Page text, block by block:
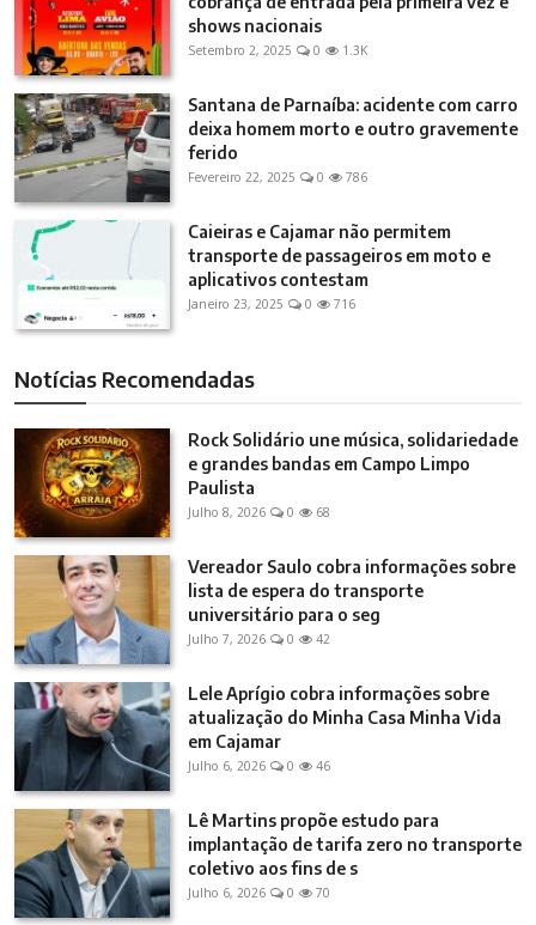
shows nacionais
Setembro 2, 2025 0 1.3K
Santana de Parnaíba: acidente com carro
deixa homem morto e outro gravemente
ferido
Fevereiro 22, 2025 0 786
Caieiras e Cajamar não permitem
transporte de passageiros em moto e
aplicativos contestam
Janeiro 23, 2025 0 716
Notícias Recomendadas
Rock Solidário une música, solidariedade
e grandes bandas em Campo Limpo
Paulista
Julho 8, 2026 0 68
Vereador Saulo cobra informações sobre
lista de espera do transporte
universitário para o seg
Julho 7, 2026 0 42
Lele Aprígio cobra informações sobre
atualização do Minha Casa Minha Vida
em Cajamar
Julho 6, 2026 0 46
Lê Martins propõe estudo para
implantação de tarifa zero no transporte
coletivo aos fins de s
Julho 6, 2026 0 70